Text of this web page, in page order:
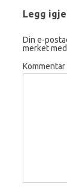
Legg
Din e-
merket med
Kommentar